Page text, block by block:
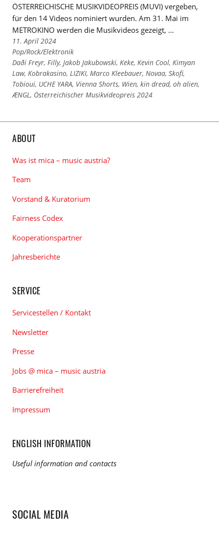
ÖSTERREICHISCHE MUSIKVIDEOPREIS (MUVI) vergeben,
für den 14 Videos nominiert wurden. Am 31. Mai im
METROKINO werden die Musikvideos gezeigt, …
11. April 2024
Links
zu
den
Kategorien
Pop/Rock/Elektronik
Links
zu
den
Tags
Daði Freyr, Filly, Jakob Jakubowski, Keke, Kevin Cool, Kimyan
Law, Kobrakasino, LIZIKI, Marco Kleebauer, Novaa, Skofi,
Tobioui, UCHE YARA, Vienna Shorts, Wien, kin dread, oh alien,
ÆNGL, Österreichischer Musikvideopreis 2024
ABOUT
Was ist mica – music austria?
Team
Vorstand & Kuratorium
Fairness Codex
Kooperationspartner
Jahresberichte
SERVICE
Servicestellen / Kontakt
Newsletter
Presse
Jobs @ mica – music austria
Barrierefreiheit
Impressum
ENGLISH INFORMATION
Useful information and contacts
SOCIAL MEDIA